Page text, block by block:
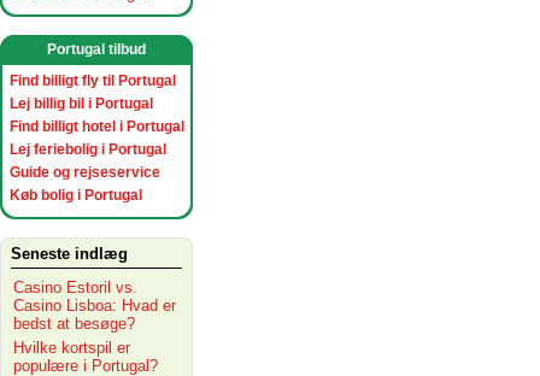
Portugal tilbud
Find billigt fly til Portugal
Lej billig bil i Portugal
Find billigt hotel i Portugal
Lej feriebolig i Portugal
Guide og rejseservice
Køb bolig i Portugal
Seneste indlæg
Casino Estoril vs.
Casino Lisboa: Hvad er
bedst at besøge?
Hvilke kortspil er
populære i Portugal?